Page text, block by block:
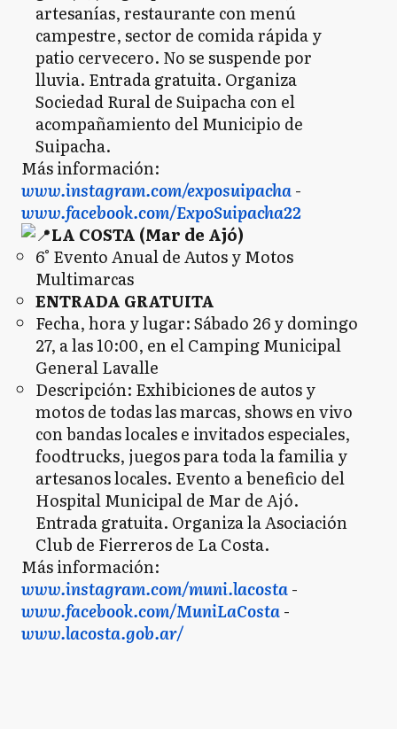
artesanías, restaurante con menú
campestre, sector de comida rápida y
patio cervecero. No se suspende por
lluvia. Entrada gratuita. Organiza
Sociedad Rural de Suipacha con el
acompañamiento del Municipio de
Suipacha.
Más información:
www.instagram.com/exposuipacha-
www.facebook.com/ExpoSuipacha22
LA COSTA (Mar de Ajó)
6° Evento Anual de Autos y Motos
Multimarcas
ENTRADA GRATUITA
Fecha, hora y lugar: Sábado 26 y domingo
27, a las 10:00, en el Camping Municipal
General Lavalle
Descripción: Exhibiciones de autos y
motos de todas las marcas, shows en vivo
con bandas locales e invitados especiales,
foodtrucks, juegos para toda la familia y
artesanos locales. Evento a beneficio del
Hospital Municipal de Mar de Ajó.
Entrada gratuita. Organiza la Asociación
Club de Fierreros de La Costa.
Más información:
www.instagram.com/muni.lacosta-
www.facebook.com/MuniLaCosta-
www.lacosta.gob.ar/